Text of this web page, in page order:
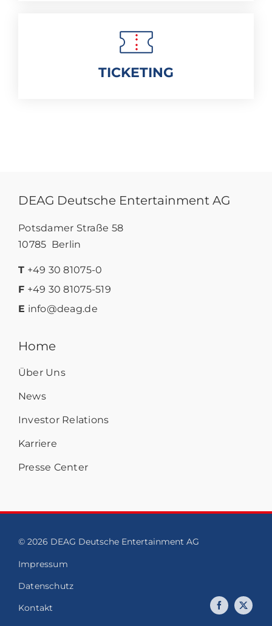
TICKETING
DEAG Deutsche Entertainment AG
Potsdamer Straße 58
10785 Berlin
T +49 30 81075-0
F +49 30 81075-519
E info@deag.de
Home
Über Uns
News
Investor Relations
Karriere
Presse Center
© 2026 DEAG Deutsche Entertainment AG
Impressum
Datenschutz
Kontakt